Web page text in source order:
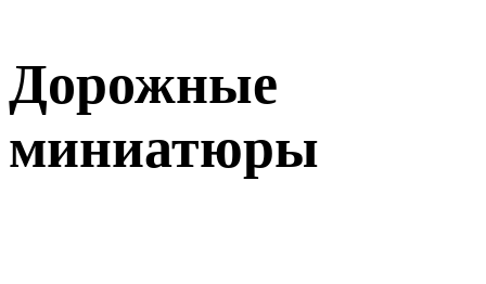
Дорожные
миниатюры